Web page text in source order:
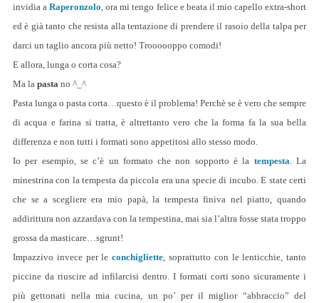
invidia aRaperonzolo, ora mi tengo felice e beata il mio capello extra-short
ed è già tanto che resista alla tentazione di prendere il rasoio della talpa per
darci un taglio ancora più netto! Troooooppo comodi!
E allora, lunga o corta cosa?
Ma la pasta no ^_^
Pasta lunga o pasta corta…questo è il problema! Perchè se è vero che sempre
di acqua e farina si tratta, è altrettanto vero che la forma fa la sua bella
differenza e non tutti i formati sono appetitosi allo stesso modo.
Io per esempio, se c’è un formato che non sopporto è la tempesta. La
minestrina con la tempesta da piccola era una specie di incubo. E state certi
che se a scegliere era mio papà, la tempesta finiva nel piatto, quando
addirittura non azzardava con la tempestina, mai sia l’altra fosse stata troppo
grossa da masticare…sgrunt!
Impazzivo invece per leconchigliette, soprattutto con le lenticchie, tanto
piccine da riuscire ad infilarcisi dentro. I formati corti sono sicuramente i
più gettonati nella mia cucina, un po’ per il miglior “abbraccio” del